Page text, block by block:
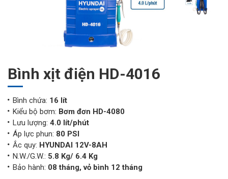
Bình xịt điện HD-4016
Bình chứa: 16 lít
Kiểu bộ bơm: Bơm đơn HD-4080
Lưu lượng: 4.0 lít/phút
Áp lực phun: 80 PSI
Ắc quy: HYUNDAI 12V-8AH
N.W./G.W.: 5.8 Kg/ 6.4 Kg
Bảo hành: 08 tháng, vỏ bình 12 tháng